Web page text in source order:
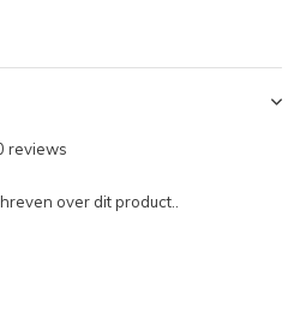
reviews
over dit product..